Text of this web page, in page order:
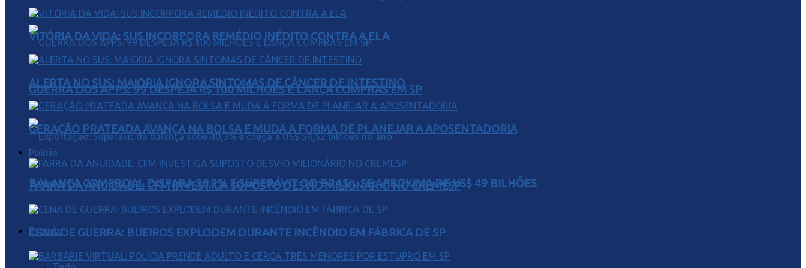
GUERRA DOS APPS: 99 DESPEJA R$ 100 MILHÕES E LANÇA COMPRAS EM SP
BALANÇA COMERCIAL DISPARA 36,2% E SUPERÁVIT DO BRASIL SE APROXIMA DE US$ 49 BILHÕES
Esporte
VITÓRIA DA VIDA: SUS INCORPORA REMÉDIO INÉDITO CONTRA A ELA
ALERTA NO SUS: MAIORIA IGNORA SINTOMAS DE CÂNCER DE INTESTINO
GERAÇÃO PRATEADA AVANÇA NA BOLSA E MUDA A FORMA DE PLANEJAR A APOSENTADORIA
Polícia
FARRA DA ANUIDADE: CFM INVESTIGA SUPOSTO DESVIO MILIONÁRIO NO CREMESP
CENA DE GUERRA: BUEIROS EXPLODEM DURANTE INCÊNDIO EM FÁBRICA DE SP